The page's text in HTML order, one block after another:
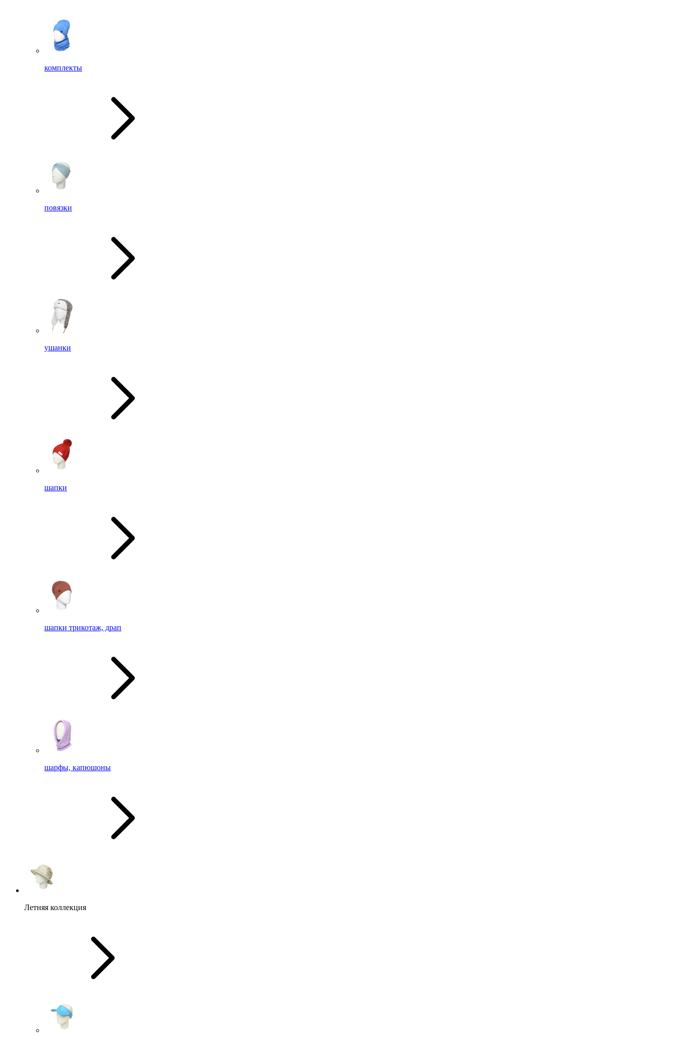
комплекты
повязки
ушанки
шапки
шапки трикотаж, драп
шарфы, капюшоны
Летняя коллекция